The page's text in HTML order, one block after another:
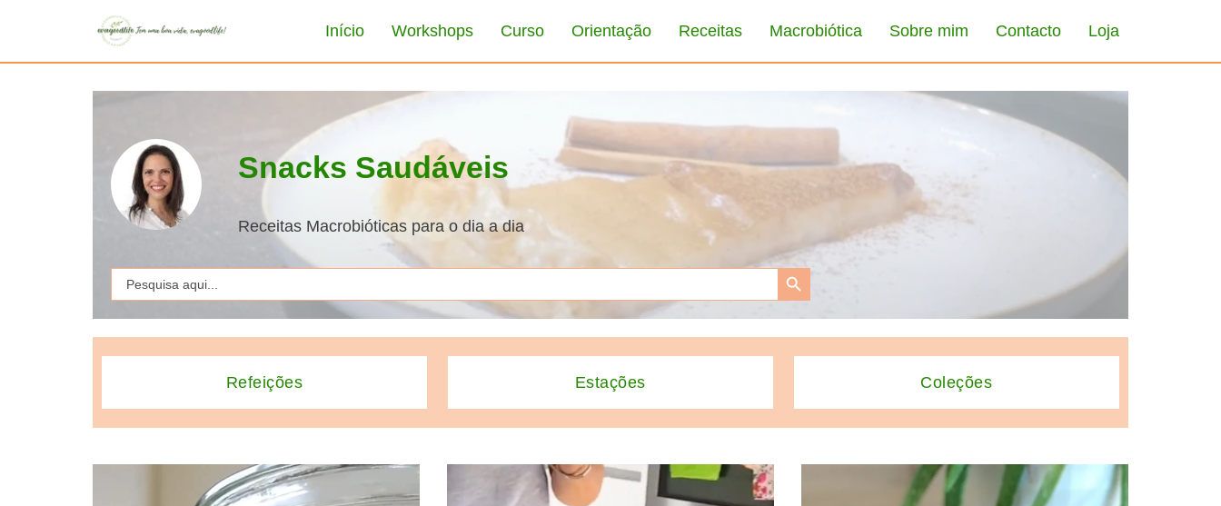
Início Workshops Curso Orientação Receitas Macrobiótica Sobre mim Contacto Loja
Snacks Saudáveis
Receitas Macrobióticas para o dia a dia
Search
for:
Search Button
Refeições Estações Coleções